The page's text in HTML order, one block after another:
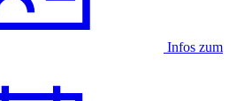
Infos zum